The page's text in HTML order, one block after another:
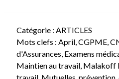
Catégorie : ARTICLES
Mots clefs : April, CGPME,
d'Assurances Examens
Maintien au travail, Malakoff
travail, Mutuelles prévention,